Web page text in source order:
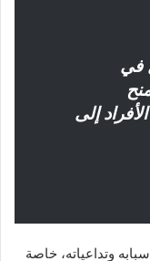
في
إلى
وتداعياته، خاصة